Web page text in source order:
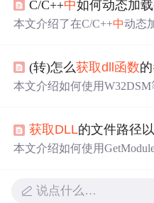
C/C++中如何动态加载
本文介绍了在C/C++中动态
栈不平衡、内存访问冲突、
要确保函数指针类型与导出
(转)怎么获取dll函数的
本文介绍如何使用
骤。获取DLL的文件路径
本文介绍如何使用
的hModule时，则
说点什么…